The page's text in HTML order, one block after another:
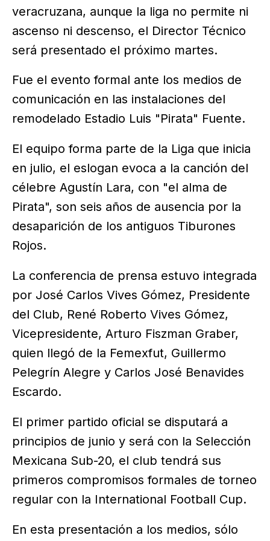
veracruzana, aunque la liga no permite ni
ascenso ni descenso, el Director Técnico
será presentado el próximo martes.
Fue el evento formal ante los medios de
comunicación en las instalaciones del
remodelado Estadio Luis "Pirata" Fuente.
El equipo forma parte de la Liga que inicia
en julio, el eslogan evoca a la canción del
célebre Agustín Lara, con "el alma de
Pirata", son seis años de ausencia por la
desaparición de los antiguos Tiburones
Rojos.
La conferencia de prensa estuvo integrada
por José Carlos Vives Gómez, Presidente
del Club, René Roberto Vives Gómez,
Vicepresidente, Arturo Fiszman Graber,
quien llegó de la Femexfut, Guillermo
Pelegrín Alegre y Carlos José Benavides
Escardo.
El primer partido oficial se disputará a
principios de junio y será con la Selección
Mexicana Sub-20, el club tendrá sus
primeros compromisos formales de torneo
regular con la International Football Cup.
En esta presentación a los medios, sólo